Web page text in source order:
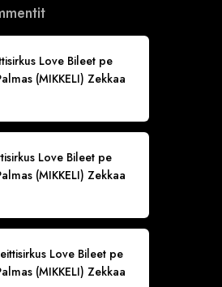
Love Bileet pe
(MIKKELI) Zekkaa
Love Bileet pe
(MIKKELI) Zekkaa
Love Bileet pe
(MIKKELI) Zekkaa